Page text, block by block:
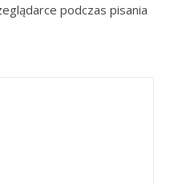
podczas pisania